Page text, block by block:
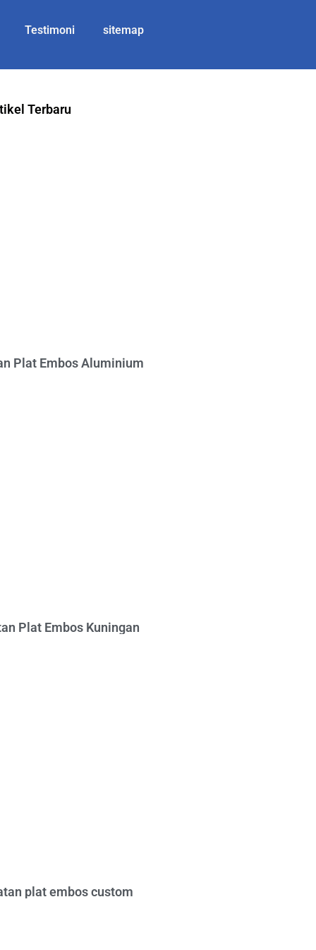
Testimoni sitemap
Terbaru
Plat Embos Aluminium
Plat Embos Kuningan
plat embos custom